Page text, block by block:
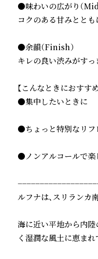
●味わいの広がり（
コクのある甘みとと
●余韻（Finish）
キレの良い渋みがす
【こんなときにおすすめ
●集中したいときに
●ちょっと特別なリフ
●ノンアルコールで楽
ルフナは、スリランカ
海に近い平地から内陸
く湿潤な風土に恵まれ